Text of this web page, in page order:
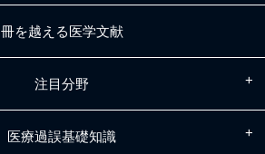
冊を越える医学文献
注目分野
医療過誤基礎知識